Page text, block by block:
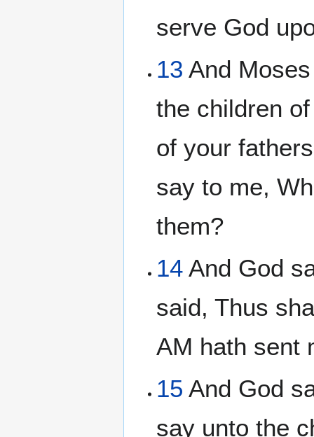
serve God
13 And
the children
of your
say to me,
them?
14 And God
said, Thus
AM hath sent
15 And God
say unto the